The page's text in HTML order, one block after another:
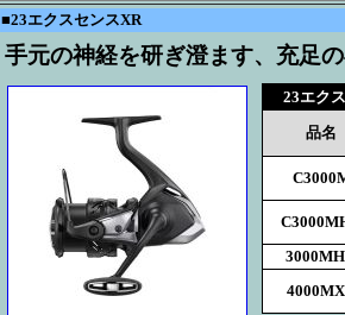
■23エクスセンスXR
手元の神経を研ぎ澄ます、充足
23エク
品名